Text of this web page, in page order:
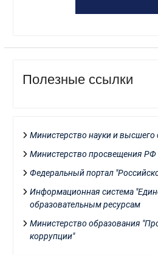
Полезные ссылки
Министерство науки и
Министерство просвещения РФ
Федеральный портал
Информационная система
образовательным ресурсам
Министерство образования
коррупции"